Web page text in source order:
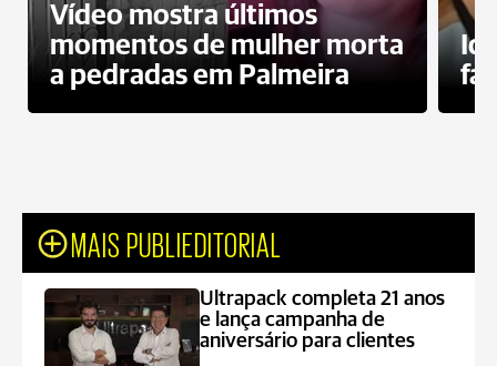
Vídeo mostra últimos
momentos de mulher morta
a pedradas em Palmeira
MAIS PUBLIEDITORIAL
Ultrapack completa 21 anos
e lança campanha de
aniversário para clientes